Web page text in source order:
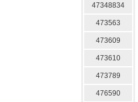
47348834
473563
473609
473610
473789
476590